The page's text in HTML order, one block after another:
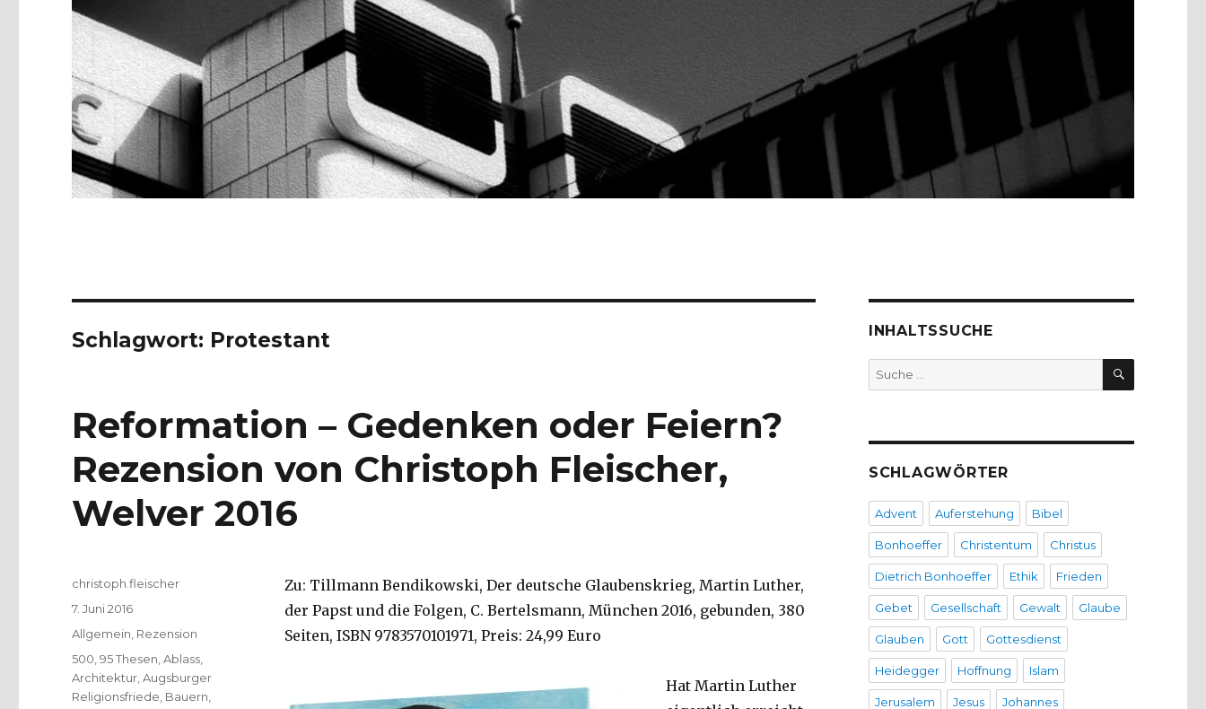
Schlagwort: Protestant
Reformation – Gedenken oder Feiern?
Rezension von Christoph Fleischer,
Welver 2016
Zu: Tillmann Bendikowski, Der deutsche Glaubenskrieg, Martin Luther,
der Papst und die Folgen, C. Bertelsmann, München 2016, gebunden, 380
Seiten, ISBN 9783570101971, Preis: 24,99 Euro
Hat Martin Luther
Autor
christoph.fleischer
Veröffentlicht
am
7. Juni 2016
Kategorien
Allgemein Rezension
Schlagwörter
500 ,95 Thesen ,Ablass
Architektur ,Augsburger
Religionsfriede Bauern
INHALTSSUCHE
Suche
nach:
SUCHEN
SCHLAGWÖRTER
Advent Auferstehung Bibel
Bonhoeffer Christentum Christus
Dietrich Bonhoeffer Ethik Frieden
Gebet Gesellschaft Gewalt Glaube
Glauben Gott Gottesdienst
Heidegger Hoffnung Islam
Jerusalem Jesus Johannes